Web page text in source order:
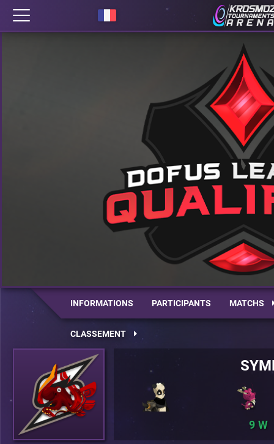
INFORMATIONS PARTICIPANTS MATCHS
CLASSEMENT
9